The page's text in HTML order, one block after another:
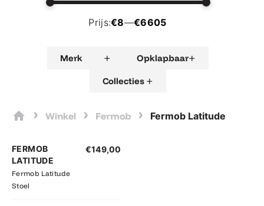
Prijs:€8—€6605
Merk + Opklapbaar+
Collecties +
› Winkel › Fermob › Fermob Latitude
FERMOB
LATITUDE
Fermob Latitude
Stoel
€149,00